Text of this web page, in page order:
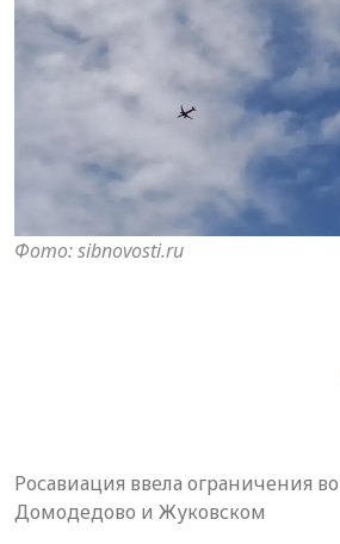
Фото: sibnovosti.ru
Росавиация ввела ограничения
Домодедово и Жуковском